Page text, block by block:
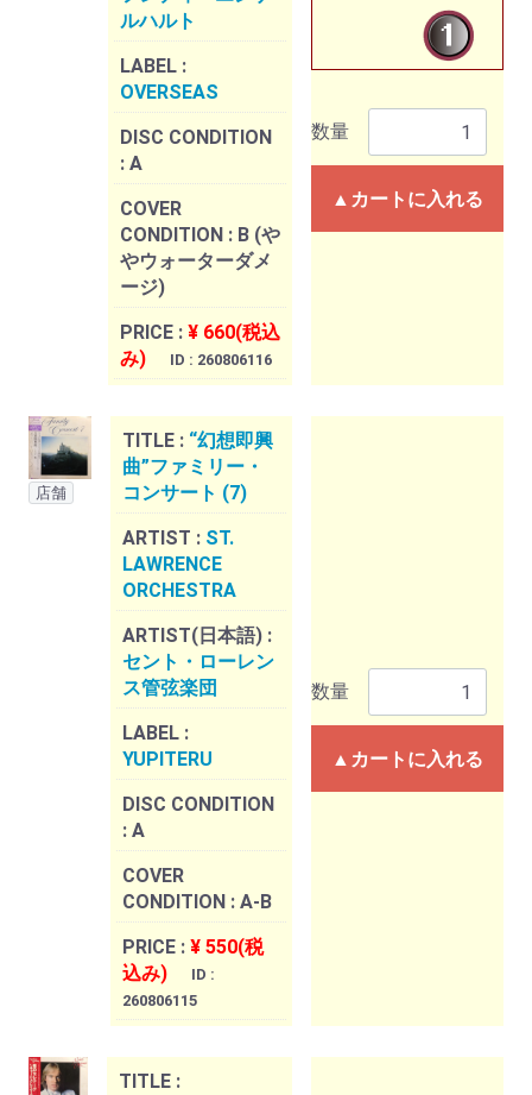
ルハルト
LABEL :
OVERSEAS
DISC CONDITION
: A
COVER
CONDITION : B (や
やウォーターダメ
ージ)
PRICE : ¥ 660(税込
み)
ID : 260806116
数量
▲カートに入れる
店舗
TITLE : “幻想即興
曲”ファミリー・
コンサート (7)
ARTIST : ST.
LAWRENCE
ORCHESTRA
ARTIST(日本語) :
セント・ローレン
ス管弦楽団
LABEL :
YUPITERU
DISC CONDITION
: A
COVER
CONDITION : A-B
PRICE : ¥ 550(税
込み)
ID :
260806115
数量
▲カートに入れる
TITLE :